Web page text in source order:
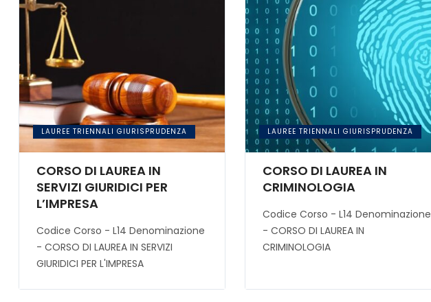
LAUREE TRIENNALI GIURISPRUDENZA
CORSO DI LAUREA IN
SERVIZI GIURIDICI PER
L’IMPRESA
Codice Corso - L14 Denominazione
- CORSO DI LAUREA IN SERVIZI
GIURIDICI PER L'IMPRESA
LAUREE TRIENNALI GIURISPRUDENZA
CORSO DI LAUREA IN
CRIMINOLOGIA
Codice Corso - L14 Denominazione
- CORSO DI LAUREA IN
CRIMINOLOGIA